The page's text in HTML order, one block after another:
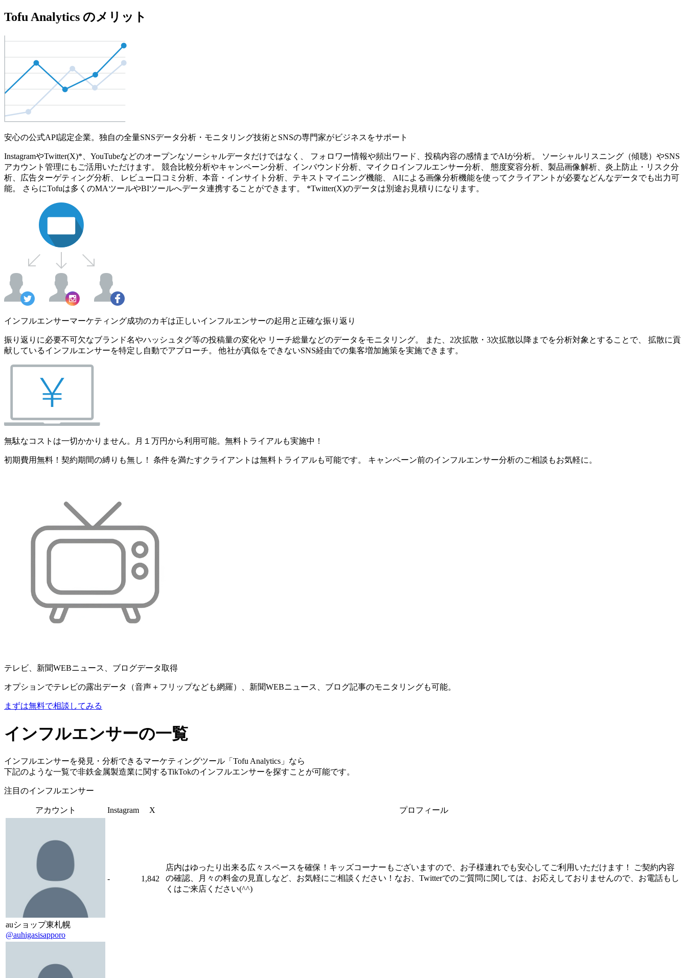
Tofu Analytics のメリット
安心の公式API認定企業。独自の全量SNSデータ分析・モニタリング技術とSNSの専門家がビジネスをサポート
InstagramやTwitter(X)*、YouTubeなどのオープンなソーシャルデータだけではなく、 フォロワー情報や頻出ワード、投稿内容の感情までAIが分析。 ソーシャルリスニング（傾聴）やSNS
アカウント管理にもご活用いただけます。 競合比較分析やキャンペーン分析、インバウンド分析、マイクロインフルエンサー分析、 態度変容分析、製品画像解析、炎上防止・リスク分
析、広告ターゲティング分析、 レビュー口コミ分析、本音・インサイト分析、テキストマイニング機能、 AIによる画像分析機能を使ってクライアントが必要などんなデータでも出力可
能。 さらにTofuは多くのMAツールやBIツールへデータ連携することができます。 *Twitter(X)のデータは別途お見積りになります。
インフルエンサーマーケティング成功のカギは正しいインフルエンサーの起用と正確な振り返り
振り返りに必要不可欠なブランド名やハッシュタグ等の投稿量の変化や リーチ総量などのデータをモニタリング。 また、2次拡散・3次拡散以降までを分析対象とすることで、 拡散に貢
献しているインフルエンサーを特定し自動でアプローチ。 他社が真似をできないSNS経由での集客増加施策を実施できます。
無駄なコストは一切かかりません。月１万円から利用可能。無料トライアルも実施中！
初期費用無料！契約期間の縛りも無し！ 条件を満たすクライアントは無料トライアルも可能です。 キャンペーン前のインフルエンサー分析のご相談もお気軽に。
テレビ、新聞WEBニュース、ブログデータ取得
オプションでテレビの露出データ（音声＋フリップなども網羅）、新聞WEBニュース、ブログ記事のモニタリングも可能。
まずは無料で相談してみる
インフルエンサーの一覧
インフルエンサーを発見・分析できるマーケティングツール「Tofu Analytics」なら
下記のような一覧で非鉄金属製造業に関するTikTokのインフルエンサーを探すことが可能です。
注目のインフルエンサー
アカウント Instagram X プロフィール
auショップ東札幌
@auhigasisapporo
- 1,842
店内はゆったり出来る広々スペースを確保！キッズコーナーもございますので、お子様連れでも安心してご利用いただけます！ ご契約内容
の確認、月々の料金の見直しなど、お気軽にご相談ください！なお、Twitterでのご質問に関しては、お応えしておりませんので、お電話もし
くはご来店ください(^^)